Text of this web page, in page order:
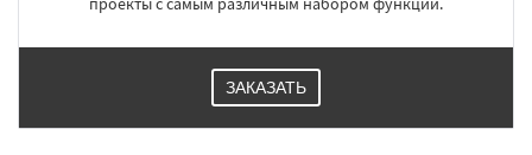
ЗАКАЗАТЬ